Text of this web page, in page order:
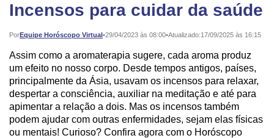
Incensos para cuidar da saúde
PorEquipe Horóscopo Virtual•
Publicado: 29/04/2023 às 08:00•Atualizado:17/09/2025 às 16:15
Assim como a aromaterapia sugere, cada aroma produz
um efeito no nosso corpo. Desde tempos antigos, países,
principalmente da Ásia, usavam os incensos para relaxar,
despertar a consciência, auxiliar na meditação e até para
apimentar a relação a dois. Mas os incensos também
podem ajudar com outras enfermidades, sejam elas físicas
ou mentais! Curioso? Confira agora com o Horóscopo